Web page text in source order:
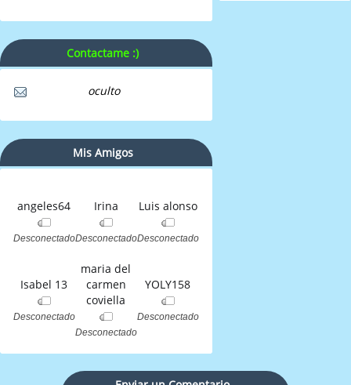
Contactame :)
oculto
Mis Amigos
angeles64
Desconectado
Irina
Desconectado
Luis alonso
Desconectado
Isabel 13
Desconectado
maria del
carmen
coviella
Desconectado
YOLY158
Desconectado